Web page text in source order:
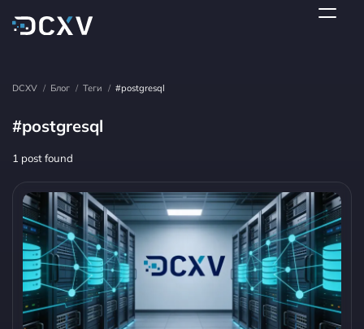
DCXV / Блог / Теги / #postgresql
#postgresql
1 post found